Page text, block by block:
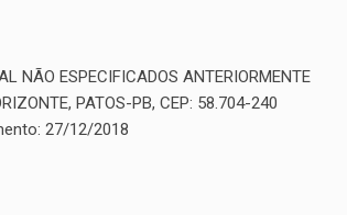
NÃO ESPECIFICADOS ANTERIORMENTE
PATOS-PB, CEP: 58.704-240
27/12/2018